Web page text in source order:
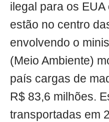
ilegal para os
estão no centro
envolvendo o
(Meio Ambiente)
país cargas de
R$ 83,6 milhões.
transportadas em